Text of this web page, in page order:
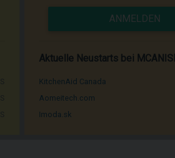
ANMELDEN
Aktuelle Neustarts bei
KitchenAid Canada
Aomeitech.com
Imoda.sk